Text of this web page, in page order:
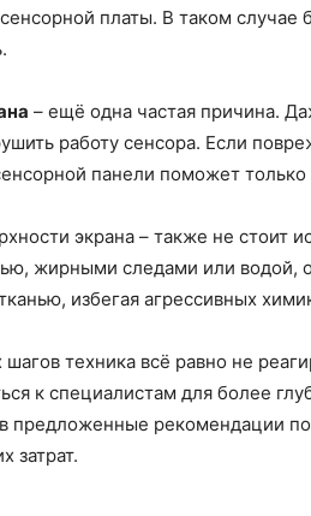
платы. В таком случае
– ещё одна частая причина.
работу сенсора. Если
панели поможет только
экрана – также не стоит
жирными следами или водой,
избегая агрессивных
шагов техника всё равно не
к специалистам для более
предложенные рекомендации
затрат.